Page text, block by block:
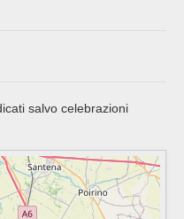
salvo celebrazioni